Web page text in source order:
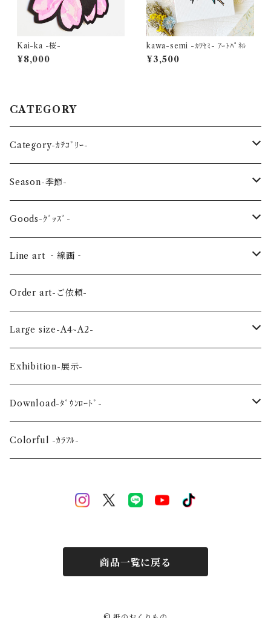
Kai-ka -桜-
¥8,000
kawa-semi -ｶﾜｾﾐ- ｱｰﾄﾊﾟﾈﾙ
¥3,500
CATEGORY
Category-ｶﾃｺﾞﾘｰ-
reptile-爬虫類-
Sea-海の生き物-
Bird-鳥-
Land-陸の生き物-
Planet-惑星-
Flower-花-
Wedding-婚礼-
Event-祝祭-
Mother's Day
Season-季節-
Spring-春-
Summer-夏-
Autumn-秋-
Winter-冬-
Goods-ｸﾞｯｽﾞ-
Key ring -ｷｰﾎﾙﾀﾞｰ
Art panel -ｱｰﾄﾊﾟﾈﾙ-
Acrylic figure -ｱｸﾘﾙﾌｨｷﾞｭｱ-
Line art ‐線画‐
Flower ‐花-
Mini -ミニ-
Okinawa-沖縄-
Order art-ご依頼-
Large size-A4~A2-
A4
A3
A2
Exhibition-展示-
Download-ﾀﾞｳﾝﾛｰﾄﾞ-
Alphabet-文字-
Colorful -ｶﾗﾌﾙ-
商品一覧に戻る